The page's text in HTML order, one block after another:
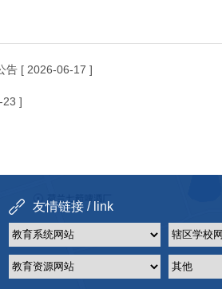
告 [ 2026-06-17 ]
23 ]
友情链接 / link